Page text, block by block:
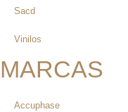
Sacd
Vinilos
MARCAS
Accuphase